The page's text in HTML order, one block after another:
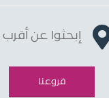
إبحثوا عن
فروعنا